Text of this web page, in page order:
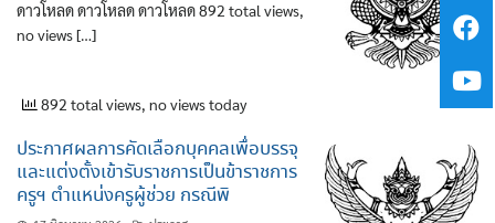
ดาวโหลด ดาวโหลด ดาวโหลด 892 total views,
no views […]
892 total views, no views today
ประกาศผลการคัดเลือกบุคคลเพื่อบรรจุ
และแต่งตั้งเข้ารับราชการเป็นข้าราชการ
ครูฯ ตำแหน่งครูผู้ช่วย กรณีพิ